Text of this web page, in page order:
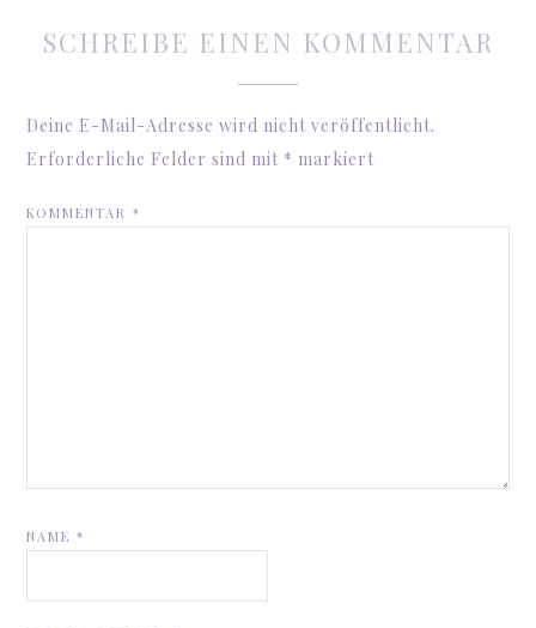
SCHREIBE EINEN KOMMENTAR
Deine E-Mail-Adresse wird nicht veröffentlicht.
Erforderliche Felder sind mit * markiert
KOMMENTAR*
NAME*